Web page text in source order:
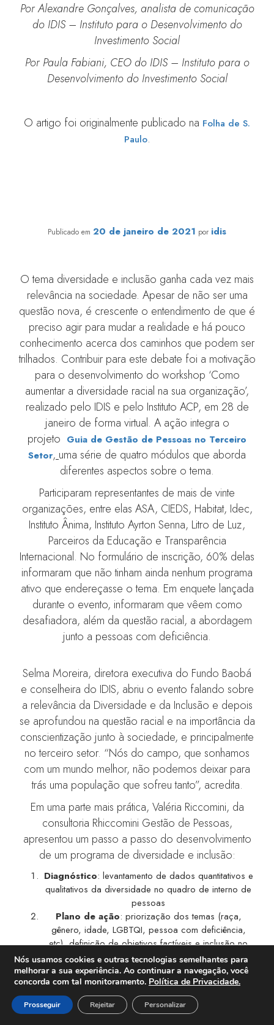
Por Alexandre Gonçalves, analista de comunicação
do IDIS – Instituto para o Desenvolvimento do
Investimento Social
Por Paula Fabiani, CEO do IDIS – Instituto para o
Desenvolvimento do Investimento Social
O artigo foi originalmente publicado na Folha de S.
Paulo.
Publicado em 20 de janeiro de 2021 por idis
O tema diversidade e inclusão ganha cada vez mais
relevância na sociedade. Apesar de não ser uma
questão nova, é crescente o entendimento de que é
preciso agir para mudar a realidade e há pouco
conhecimento acerca dos caminhos que podem ser
trilhados. Contribuir para este debate foi a motivação
para o desenvolvimento do workshop ‘Como
aumentar a diversidade racial na sua organização’,
realizado pelo IDIS e pelo Instituto ACP, em 28 de
janeiro de forma virtual. A ação integra o
projeto Guia de Gestão de Pessoas no Terceiro
Setor, uma série de quatro módulos que aborda
diferentes aspectos sobre o tema.
Participaram representantes de mais de vinte
organizações, entre elas ASA, CIEDS, Habitat, Idec,
Instituto Ânima, Instituto Ayrton Senna, Litro de Luz,
Parceiros da Educação e Transparência
Internacional. No formulário de inscrição, 60% delas
informaram que não tinham ainda nenhum programa
ativo que endereçasse o tema. Em enquete lançada
durante o evento, informaram que vêem como
desafiadora, além da questão racial, a abordagem
junto a pessoas com deficiência.
Selma Moreira, diretora executiva do Fundo Baobá
e conselheira do IDIS, abriu o evento falando sobre
a relevância da Diversidade e da Inclusão e depois
se aprofundou na questão racial e na importância da
conscientização junto à sociedade, e principalmente
no terceiro setor. “Nós do campo, que sonhamos
com um mundo melhor, não podemos deixar para
trás uma população que sofreu tanto”, acredita.
Em uma parte mais prática, Valéria Riccomini, da
consultoria Rhiccomini Gestão de Pessoas,
apresentou um passo a passo do desenvolvimento
de um programa de diversidade e inclusão:
Diagnóstico: levantamento de dados quantitativos e
qualitativos da diversidade no quadro de interno de
pessoas
Plano de ação: priorização dos temas (raça,
gênero, idade, LGBTQI, pessoa com deficiência,
etc), definição de objetivos factíveis e inclusão no
Plano Estratégico da organização
Conscientização:incorporação de ações de
capacitação e fomento a cultura de diversidade às
práticas institucionais.
Políticas e Processos:revisão das práticas atuais e
Nós usamos cookies e outras tecnologias semelhantes para
melhorar a sua experiência. Ao continuar a navegação, você
concorda com tal monitoramento. Política de Privacidade.
Prosseguir Rejeitar Personalizar